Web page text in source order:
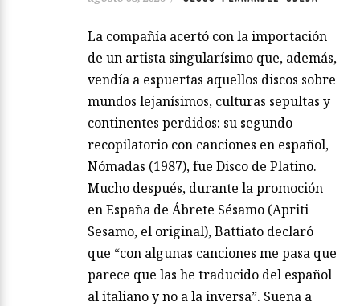
La compañía acertó con la importación
de un artista singularísimo que, además,
vendía a espuertas aquellos discos sobre
mundos lejanísimos, culturas sepultas y
continentes perdidos: su segundo
recopilatorio con canciones en español,
Nómadas (1987), fue Disco de Platino.
Mucho después, durante la promoción
en España de Ábrete Sésamo (Apriti
Sesamo, el original), Battiato declaró
que “con algunas canciones me pasa que
parece que las he traducido del español
al italiano y no a la inversa”. Suena a